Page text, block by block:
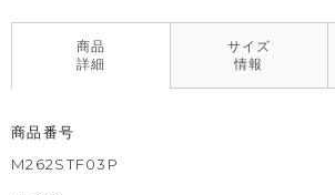
商品
詳細
サイズ
情報
商品番号
M262STF03P